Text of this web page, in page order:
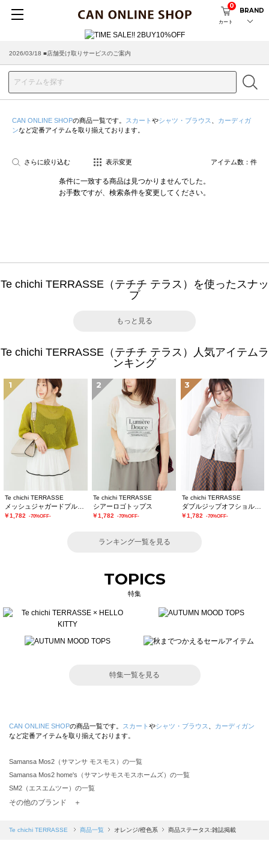
カート
0
BRAND
2026/03/18 ■店舗受け取りサービスのご案内
CAN ONLINE SHOPの商品一覧です。 スカート やシャツ・ブラウス
カーディガ
ンなど定番アイテムを取り揃えております。
さらに絞り込む 表示変更 アイテム数： 件
条件に一致する商品は見つかりませんでした。
お手数ですが、検索条件を変更してください。
Te chichi TERRASSE（テチチ テラス）を使ったスナッ
プ
もっと見る
Te chichi TERRASSE（テチチ テラス）人気アイテムラ
ンキング
1
Te chichi TERRASSE
￥1,782 -70%OFF-
2
Te chichi TERRASSE
シアーロゴトップス
￥1,782 -70%OFF-
3
Te chichi TERRASSE
ダブルジップオフショルカットトップス
￥1,782 -70%OFF-
ランキング一覧を見る
TOPICS
特集
特集一覧を見る
CAN ONLINE SHOPの商品一覧です。 スカート やシャツ・ブラウス
カーディガン
など定番アイテムを取り揃えております。
Samansa Mos2（サマンサ モスモス）の一覧
Samansa Mos2 home's（サマンサモスモスホームズ）の一覧
SM2（エスエムツー）の一覧
TSUHARU by Samansa Mos2（ツハルバイサマンサモスモス）の一覧
Samansa Mos2 blue（サマンサモスモス ブルー）の一覧
その他のブランド ＋
Te chichi TERRASSE 商品一覧 オレンジ/橙色系 商品ステータス:雑誌掲載